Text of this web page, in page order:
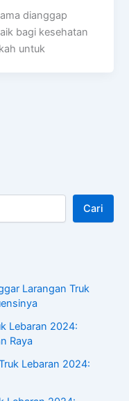
dianggap
bagi kesehatan
untuk
Cari
Larangan Truk
Lebaran 2024:
Raya
Lebaran 2024: